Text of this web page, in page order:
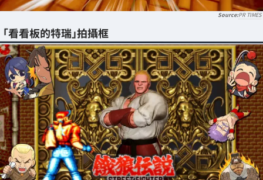
PR TIMES
「看看板的特瑞」拍攝框